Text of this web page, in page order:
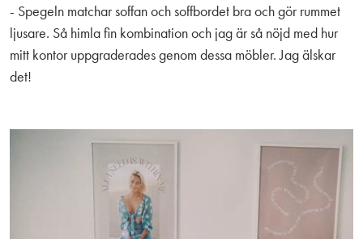
- Spegeln matchar soffan och soffbordet bra och gör rummet
ljusare. Så himla fin kombination och jag är så nöjd med hur
mitt kontor uppgraderades genom dessa möbler. Jag älskar
det!